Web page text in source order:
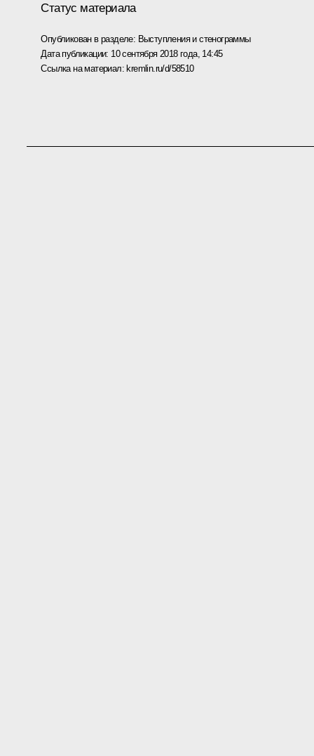
Статус материала
Опубликован в разделе: Выступления и стенограммы
Дата публикации: 10 сентября 2018 года, 14:45
Ссылка на материал:kremlin.ru/d/58510